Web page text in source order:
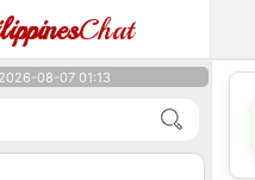
Chat
08-07 01:13